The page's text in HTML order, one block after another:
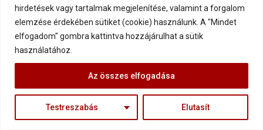
hirdetések vagy tartalmak megjelenítése, valamint a forgalom
elemzése érdekében sütiket (cookie) használunk. A "Mindet
elfogadom" gombra kattintva hozzájárulhat a sütik
használatához.
Testreszabás Elutasít
Az összes elfogadása
Túlélők (5)